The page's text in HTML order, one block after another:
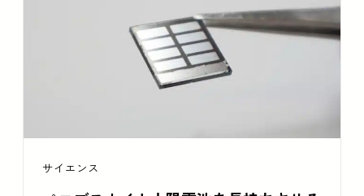
サイエンス